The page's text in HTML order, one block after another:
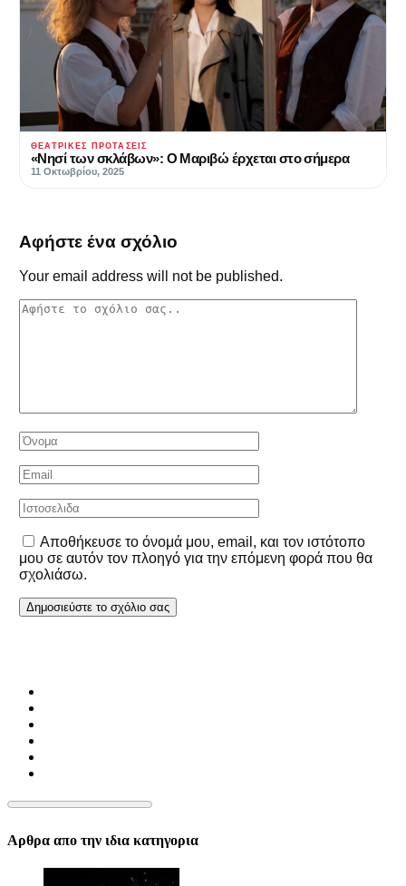
ΘΕΑΤΡΙΚΈΣ ΠΡΟΤΆΣΕΙΣ
«Νησί των σκλάβων»: Ο Μαριβώ έρχεται στο σήμερα
11 Οκτωβρίου, 2025
Αφήστε ένα σχόλιο
Your email address will not be published.
Αποθήκευσε το όνομά μου, email, και τον ιστότοπο
μου σε αυτόν τον πλοηγό για την επόμενη φορά που θα
σχολιάσω.
Αρθρα απο την ιδια κατηγορια